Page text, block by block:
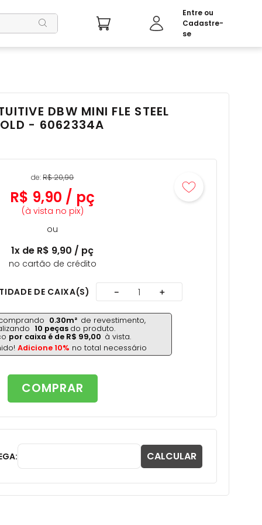
DBW MINI FLE STEEL
- 6062334A
de:R$20,90
R$ 9,90 / pç
(à vista no pix)
ou
1x de R$ 9,90 / pç
no cartão de crédito
DE CAIXA(S) ＋
－
0.30m² de revestimento,
10 peças do produto.
por caixa é de R$ 99,00 à vista.
Adicione 10% no total necessário
COMPRAR